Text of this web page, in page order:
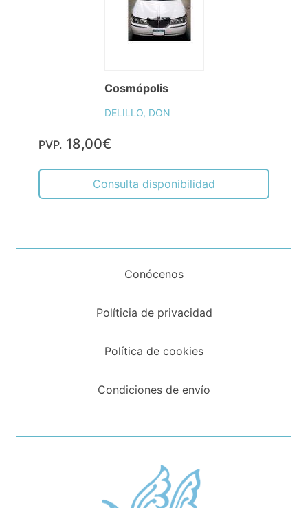
Cosmópolis
DELILLO, DON
PVP. 18,00€
Consulta disponibilidad
Conócenos
Políticia de privacidad
Política de cookies
Condiciones de envío